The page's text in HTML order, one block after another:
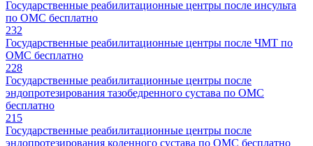
Государственные реабилитационные центры после инсульта
по ОМС бесплатно
232
Государственные реабилитационные центры после ЧМТ по
ОМС бесплатно
228
Государственные реабилитационные центры после
эндопротезирования тазобедренного сустава по ОМС
бесплатно
215
Государственные реабилитационные центры после
эндопротезирования коленного сустава по ОМС бесплатно